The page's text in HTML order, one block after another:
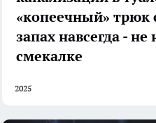
«копеечный» трюк
запах навсегда -
смекалке
2025